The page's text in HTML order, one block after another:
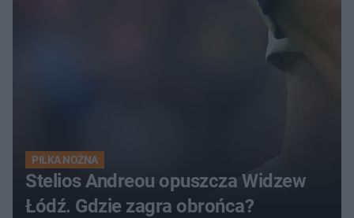
PIŁKA NOŻNA
Stelios Andreou opuszcza Widzew
Łódź. Gdzie zagra obrońca?